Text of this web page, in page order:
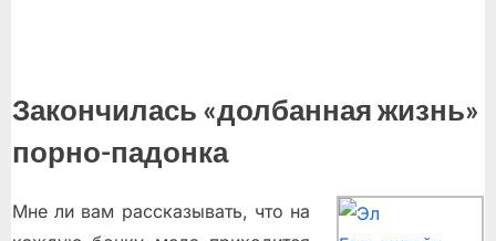
Закончилась «долбанная жизнь»
порно-падонка
Мне ли вам рассказывать, что на